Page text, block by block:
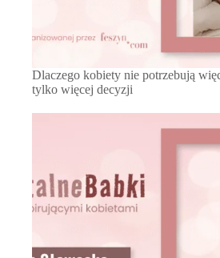
Dlaczego kobiety nie potrzebują
tylko więcej decyzji